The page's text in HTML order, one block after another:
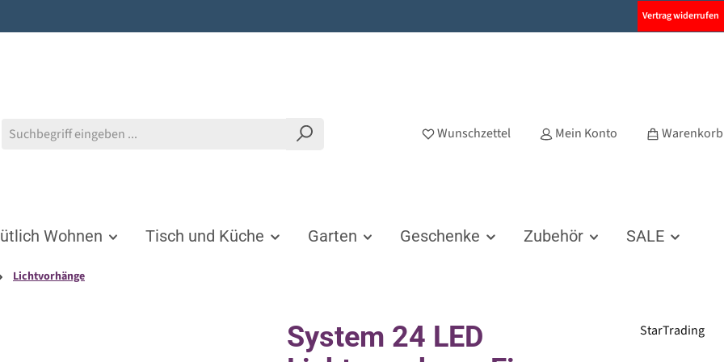
Vertrag widerrufen
Wunschzettel Mein Konto Warenkorb
Wohnen Tisch und Küche Garten Geschenke Zubehör SALE
Lichtvorhänge
System 24 LED
StarTrading